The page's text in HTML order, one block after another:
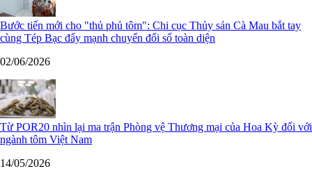
Bước tiến mới cho "thủ phủ tôm": Chi cục Thủy sản Cà Mau bắt tay
cùng Tép Bạc đẩy mạnh chuyển đổi số toàn diện
02/06/2026
Từ POR20 nhìn lại ma trận Phòng vệ Thương mại của Hoa Kỳ đối với
ngành tôm Việt Nam
14/05/2026